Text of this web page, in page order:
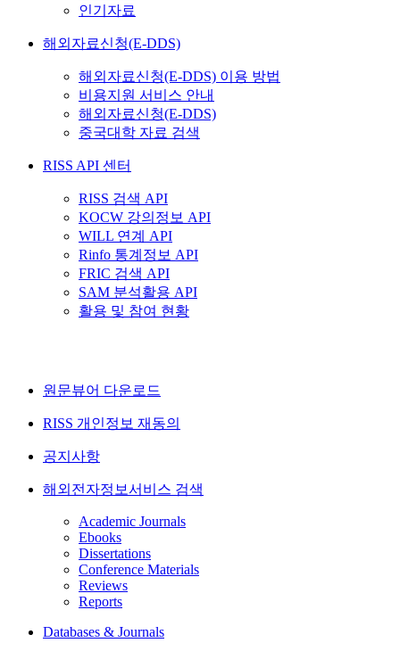
인기자료
해외자료신청(E-DDS)
해외자료신청(E-DDS) 이용 방법
비용지원 서비스 안내
해외자료신청(E-DDS)
중국대학 자료 검색
RISS API 센터
RISS 검색 API
KOCW 강의정보 API
WILL 연계 API
Rinfo 통계정보 API
FRIC 검색 API
SAM 분석활용 API
활용 및 참여 현황
원문뷰어 다운로드
RISS 개인정보 재동의
공지사항
해외전자정보서비스 검색
Academic Journals
Ebooks
Dissertations
Conference Materials
Reviews
Reports
Databases & Journals